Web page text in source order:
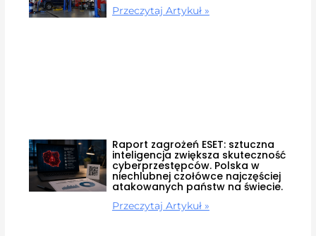
Przeczytaj Artykuł »
Raport zagrożeń ESET: sztuczna
inteligencja zwiększa skuteczność
cyberprzestępców. Polska w
niechlubnej czołówce najczęściej
atakowanych państw na świecie.
Przeczytaj Artykuł »